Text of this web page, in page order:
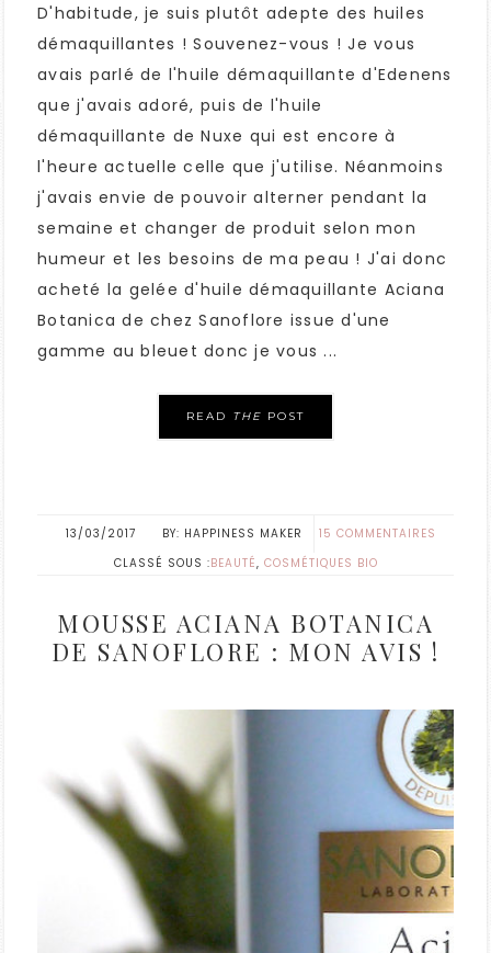
D'habitude, je suis plutôt adepte des huiles
démaquillantes ! Souvenez-vous ! Je vous
avais parlé de l'huile démaquillante d'Edenens
que j'avais adoré, puis de l'huile
démaquillante de Nuxe qui est encore à
l'heure actuelle celle que j'utilise. Néanmoins
j'avais envie de pouvoir alterner pendant la
semaine et changer de produit selon mon
humeur et les besoins de ma peau ! J'ai donc
acheté la gelée d'huile démaquillante Aciana
Botanica de chez Sanoflore issue d'une
gamme au bleuet donc je vous ...
READ THE POST
13/03/2017 HAPPINESS MAKER
15 COMMENTAIRES
CLASSÉ SOUS :BEAUTÉ, COSMÉTIQUES BIO
MOUSSE ACIANA BOTANICA
DE SANOFLORE : MON AVIS !